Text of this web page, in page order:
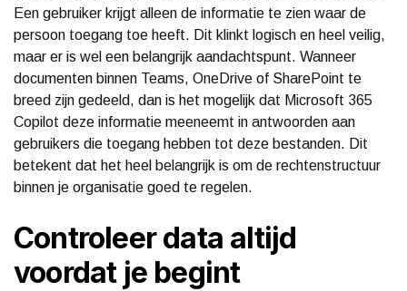
Een gebruiker krijgt alleen de informatie te zien waar de
persoon toegang toe heeft. Dit klinkt logisch en heel veilig,
maar er is wel een belangrijk aandachtspunt. Wanneer
documenten binnen Teams, OneDrive of SharePoint te
breed zijn gedeeld, dan is het mogelijk dat Microsoft 365
Copilot deze informatie meeneemt in antwoorden aan
gebruikers die toegang hebben tot deze bestanden. Dit
betekent dat het heel belangrijk is om de rechtenstructuur
binnen je organisatie goed te regelen.
Controleer data altijd
voordat je begint